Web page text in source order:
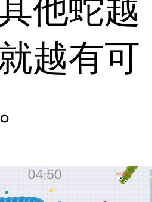
他蛇越
越有可